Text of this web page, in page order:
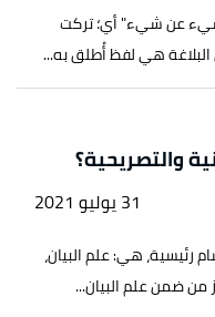
عن شيء" أي؛ تركت
البلاغة هي لفظ أُطلق به...
والتصريحية؟
31 يوليو 2021
رئيسية، هي: علم البيان،
من ضمن علم البيان...